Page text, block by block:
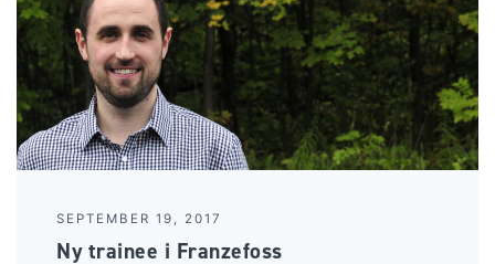
SEPTEMBER 19, 2017
Ny trainee i Franzefoss